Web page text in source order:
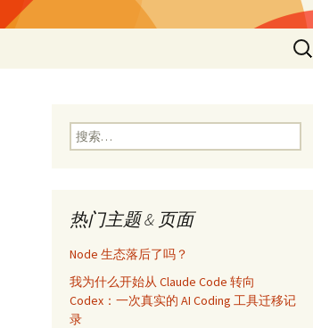
搜
索：
搜
索：
热门主题 & 页面
Node 生态落后了吗？
我为什么开始从 Claude Code 转向
Codex：一次真实的 AI Coding 工具迁移记
录